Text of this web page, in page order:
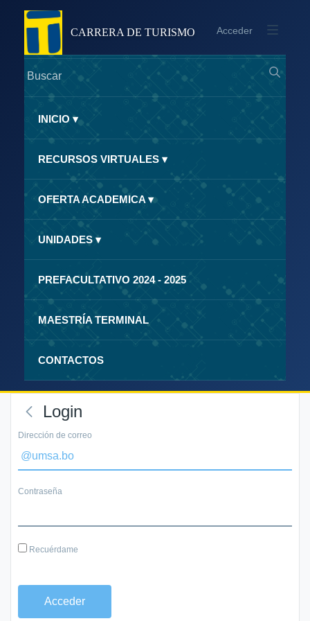
CARRERA DE TURISMO Acceder
INICIO ▾
RECURSOS VIRTUALES ▾
OFERTA ACADEMICA ▾
UNIDADES ▾
PREFACULTATIVO 2024 - 2025
MAESTRÍA TERMINAL
CONTACTOS
Login
Dirección de correo
Contraseña
Recuérdame
Acceder